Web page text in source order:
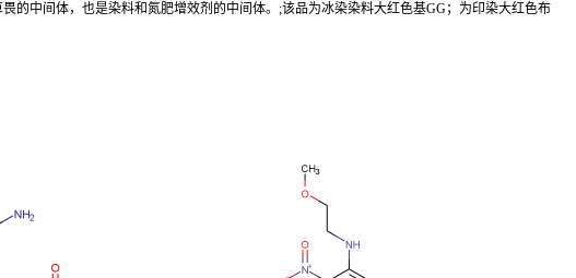
的中间体，也是染料和氮肥增效剂的中间体。;该品为冰染染料大红色基GG；为印染大红色布